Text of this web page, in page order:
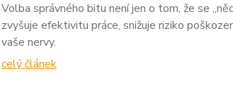
Volba správného bitu není jen o tom, že se
zvyšuje efektivitu práce, snižuje riziko
vaše nervy.
celý článek